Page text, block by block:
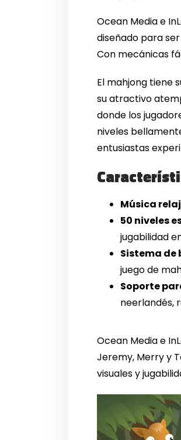
Ocean Media e
diseñado para
Con mecánicas
El mahjong tiene
su atractivo
donde los
niveles
entusiastas
Música
50 niveles
jugabilidad
Sistema
juego de
Soporte
neerlandés,
Ocean Media e
Jeremy, Merry y
visuales y